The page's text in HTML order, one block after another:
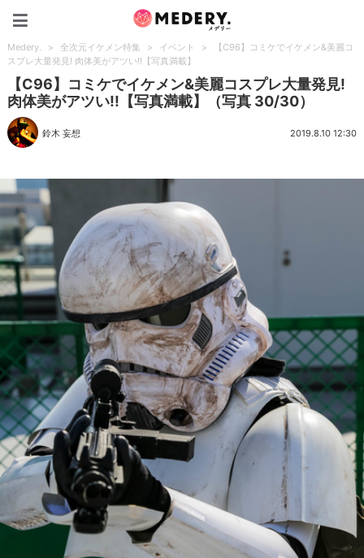
Medery. > 全次元イケメン特集 > イベント >
【C96】コミケでイケメン&美麗コ
スプレ大量発見! 肉体美がアツい!!【写真満載】
【C96】コミケでイケメン&美麗コスプレ大量発見!
肉体美がアツい!!【写真満載】（写真 30/30）
鈴木 妄想 2019.8.10 12:30